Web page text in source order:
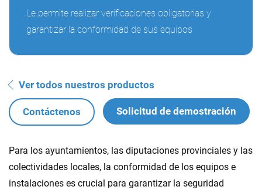
Le permite realizar verificaciones obligatorias y
garantizar la conformidad de sus equipos
Ver todos nuestros productos
Contáctenos Solicitud de demostración
Para los ayuntamientos, las diputaciones provinciales y las
colectividades locales, la conformidad de los equipos e
instalaciones es crucial para garantizar la seguridad